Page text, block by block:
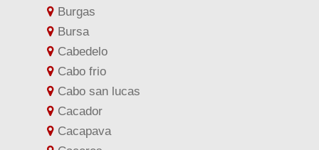
Burgas
Bursa
Cabedelo
Cabo frio
Cabo san lucas
Cacador
Cacapava